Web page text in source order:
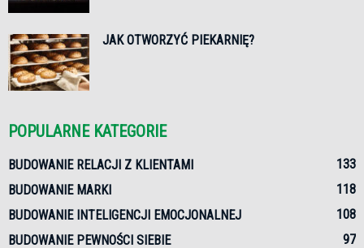
JAK OTWORZYĆ PIEKARNIĘ?
POPULARNE KATEGORIE
BUDOWANIE RELACJI Z KLIENTAMI
133
BUDOWANIE MARKI
118
BUDOWANIE INTELIGENCJI EMOCJONALNEJ
108
BUDOWANIE PEWNOŚCI SIEBIE
97